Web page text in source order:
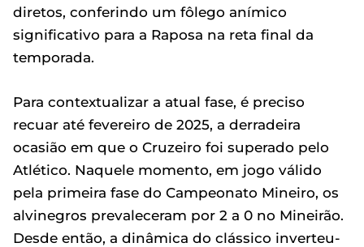
diretos, conferindo um fôlego anímico
significativo para a Raposa na reta final da
temporada.
Para contextualizar a atual fase, é preciso
recuar até fevereiro de 2025, a derradeira
ocasião em que o Cruzeiro foi superado pelo
Atlético. Naquele momento, em jogo válido
pela primeira fase do Campeonato Mineiro, os
alvinegros prevaleceram por 2 a 0 no Mineirão.
Desde então, a dinâmica do clássico inverteu-